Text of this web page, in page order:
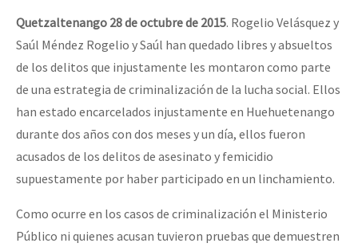
Quetzaltenango 28 de octubre de 2015. Rogelio Velásquez y
Saúl Méndez Rogelio y Saúl han quedado libres y absueltos
de los delitos que injustamente les montaron como parte
de una estrategia de criminalización de la lucha social. Ellos
han estado encarcelados injustamente en Huehuetenango
durante dos años con dos meses y un día, ellos fueron
acusados de los delitos de asesinato y femicidio
supuestamente por haber participado en un linchamiento.
Como ocurre en los casos de criminalización el Ministerio
Público ni quienes acusan tuvieron pruebas que demuestren